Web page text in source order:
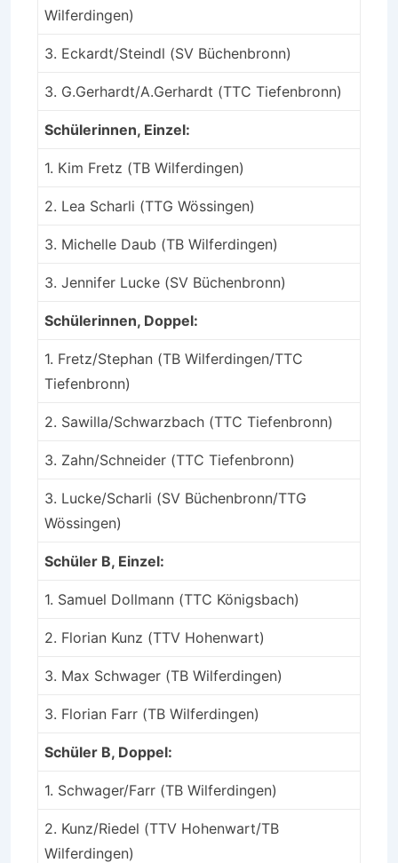
Wilferdingen)
3. Eckardt/Steindl (SV Büchenbronn)
3. G.Gerhardt/A.Gerhardt (TTC Tiefenbronn)
Schülerinnen, Einzel:
1. Kim Fretz (TB Wilferdingen)
2. Lea Scharli (TTG Wössingen)
3. Michelle Daub (TB Wilferdingen)
3. Jennifer Lucke (SV Büchenbronn)
Schülerinnen, Doppel:
1. Fretz/Stephan (TB Wilferdingen/TTC
Tiefenbronn)
2. Sawilla/Schwarzbach (TTC Tiefenbronn)
3. Zahn/Schneider (TTC Tiefenbronn)
3. Lucke/Scharli (SV Büchenbronn/TTG
Wössingen)
Schüler B, Einzel:
1. Samuel Dollmann (TTC Königsbach)
2. Florian Kunz (TTV Hohenwart)
3. Max Schwager (TB Wilferdingen)
3. Florian Farr (TB Wilferdingen)
Schüler B, Doppel:
1. Schwager/Farr (TB Wilferdingen)
2. Kunz/Riedel (TTV Hohenwart/TB
Wilferdingen)